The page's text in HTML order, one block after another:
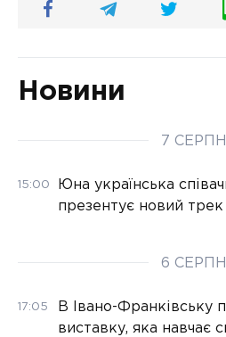
Новини
7
15:00
Юна українська
презентує новий
6
17:05
В Івано-Франківську
виставку, яка навчає